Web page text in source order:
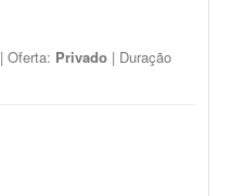
| Oferta: Privado | Duração